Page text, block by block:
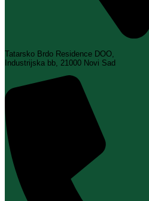
Tatarsko Brdo Residence DOO,
Industrijska bb, 21000 Novi Sad